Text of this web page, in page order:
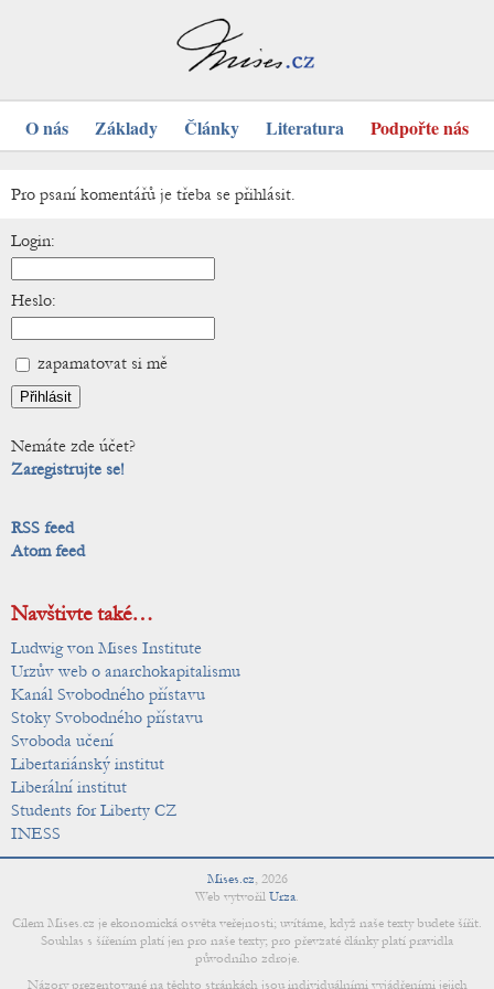
O nás Základy Články Literatura Podpořte nás
Pro psaní komentářů je třeba se přihlásit.
Login:
Heslo:
zapamatovat si mě
Nemáte zde účet?
Zaregistrujte se!
RSS feed
Atom feed
Navštivte také…
Ludwig von Mises Institute
Urzův web o anarchokapitalismu
Kanál Svobodného přístavu
Stoky Svobodného přístavu
Svoboda učení
Libertariánský institut
Liberální institut
Students for Liberty CZ
INESS
Mises.cz, 2026
Web vytvořil Urza.
Cílem Mises.cz je ekonomická osvěta veřejnosti; uvítáme, když naše texty budete šířit.
Souhlas s šířením platí jen pro naše texty; pro převzaté články platí pravidla
původního zdroje.
Názory prezentované na těchto stránkách jsou individuálními vyjádřeními jejich